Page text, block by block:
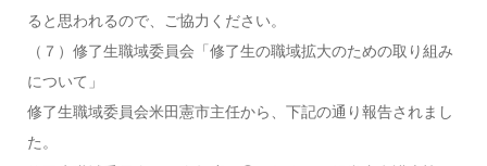
ると思われるので、ご協力ください。
（７）修了生職域委員会「修了生の職域拡大のための取り組み
について」
修了生職域委員会米田憲市主任から、下記の通り報告されまし
た。